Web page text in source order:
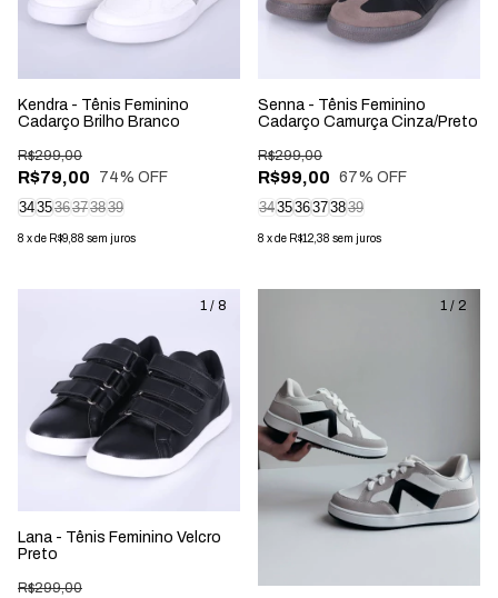
Kendra - Tênis Feminino
Cadarço Brilho Branco
R$79,00
R$299,00
74% OFF
343536373839
8 xde R$9,88 sem juros
Senna - Tênis Feminino
Cadarço Camurça Cinza/Preto
R$99,00
R$299,00
67% OFF
343536373839
8 xde R$12,38 sem juros
1 / 8
Lana - Tênis Feminino Velcro
Preto
R$299,00
1 / 2